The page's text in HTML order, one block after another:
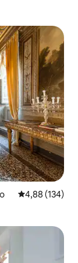
Vlerësimi
4,88 (134)